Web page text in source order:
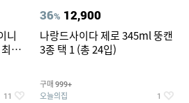
니
대
11
36% 12,900
나랑드사이다 제로 345ml 뚱캔
3종 택 1 (총 24입)
구매 999+
오늘의집 1